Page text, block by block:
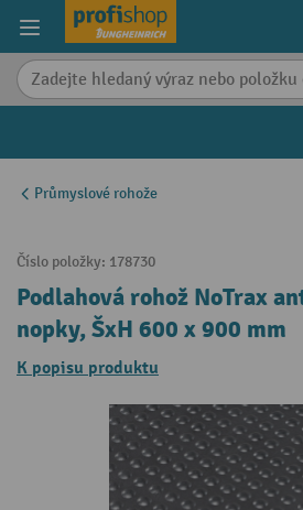
content
Průmyslové rohože
Číslo položky: 178730
Podlahová rohož NoTrax
nopky, ŠxH 600 x 900 mm
K popisu produktu